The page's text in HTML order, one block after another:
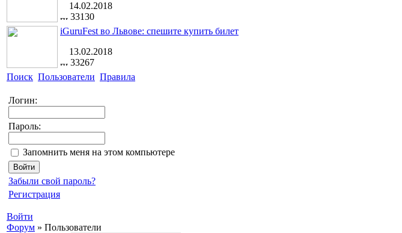
14.02.2018
33130
iGuruFest во Львове: спешите купить билет
13.02.2018
33267
Поиск Пользователи Правила
Логин:
Пароль:
Запомнить меня на этом компьютере
Забыли свой пароль?
Регистрация
Войти
Форум » Пользователи